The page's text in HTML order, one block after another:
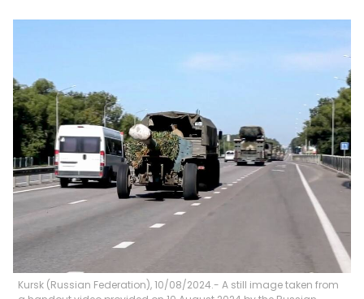
Kursk (Russian Federation), 10/08/2024.- A still image taken from